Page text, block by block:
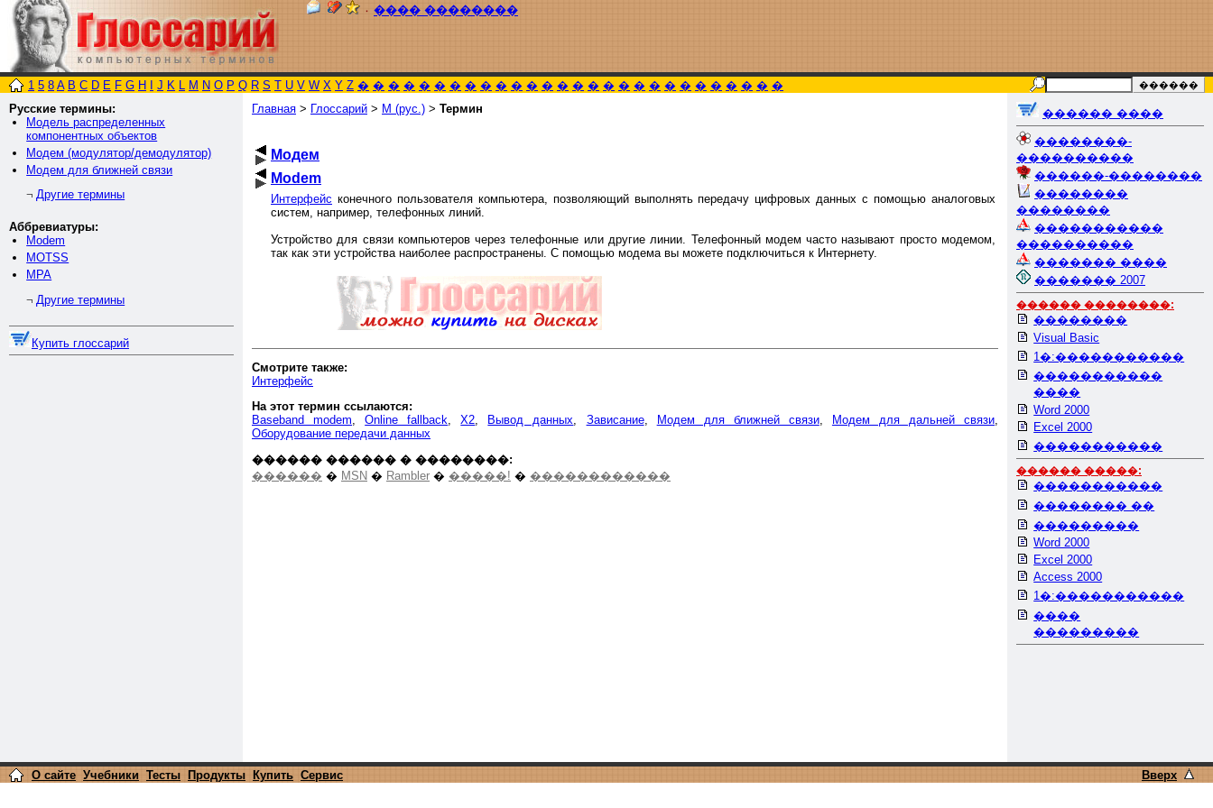
٠ ���� ��������
1 5 8 A B C D E F G H J K L M N O P Q R S T U V W X Y Z � � � � � � � � � � � � � � � � � � � � � � � � � � � �
Русские термины:
Модель распределенных
компонентных объектов
Модем (модулятор/демодулятор)
Модем для ближней связи
¬ Другие термины
Аббревиатуры:
Modem
MOTSS
MPA
¬ Другие термины
Купить глоссарий
Главная > Глоссарий > М (рус.) > Термин
Модем
Modem
Интерфейс конечного пользователя компьютера, позволяющий выполнять передачу цифровых данных с помощью аналоговых
систем, например, телефонных линий.
Устройство для связи компьютеров через телефонные или другие линии. Телефонный модем часто называют просто модемом,
так как эти устройства наиболее распространены. С помощью модема вы можете подключиться к Интернету.
Смотрите также:
Интерфейс
На этот термин ссылаются:
Baseband modem ,Online fallback ,X2 Вывод данных Зависание, Модем для ближней связи, Модем для дальней связи
Оборудование передачи данных
������ ������ � ��������:
������ � MSN � Rambler � �����! � ������������
������ ����
��������-
����������
������-��������
��������
��������
�����������
����������
������� ����
������� 2007
������ ��������:
��������
Visual Basic
1�:�����������
�����������
����
Word 2000
Excel 2000
�����������
������ �����:
�����������
�������� ��
���������
Word 2000
Excel 2000
Access 2000
1�:�����������
����
���������
О сайте Учебники Тесты Продукты Купить Сервис Вверх